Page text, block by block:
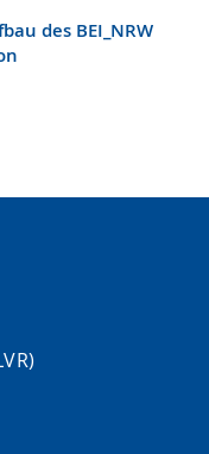
des BEI_NRW